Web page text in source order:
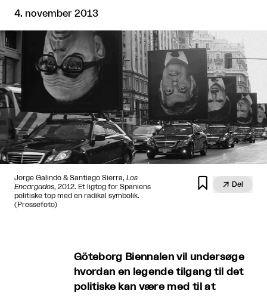
4. november 2013
Jorge Galindo & Santiago Sierra, Los
Encargados, 2012. Et ligtog for Spaniens
politiske top med en radikal symbolik.
(Pressefoto)
  Del
Göteborg Biennalen vil undersøge
hvordan en legende tilgang til det
politiske kan være med til at